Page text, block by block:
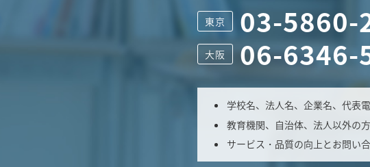
東京 03-5860-
大阪 06-6346-
学校名、法人名、企業名、代表
教育機関、自治体、法人以外の
サービス・品質の向上とお問い